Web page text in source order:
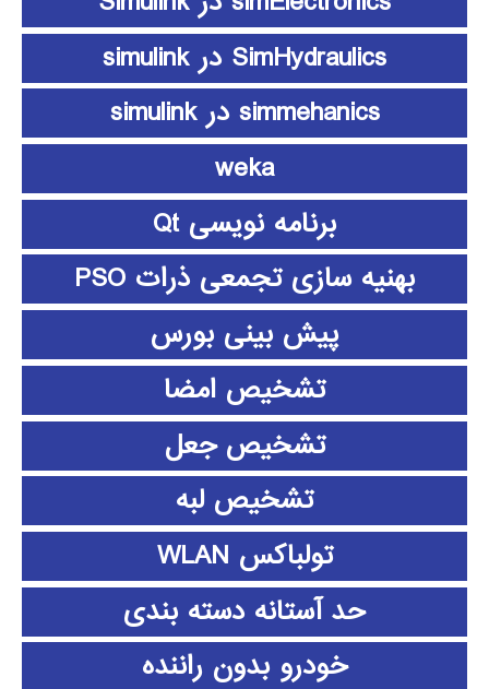
SimHydraulics در simulink
simmehanics در simulink
weka
برنامه نویسی Qt
بهنیه سازی تجمعی ذرات PSO
پیش بینی بورس
تشخیص امضا
تشخیص جعل
تشخیص لبه
تولباکس WLAN
حد آستانه دسته بندی
خودرو بدون راننده